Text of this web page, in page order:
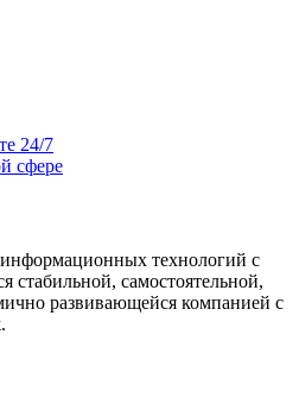
24/7
сфере
технологий с
стабильной, самостоятельной,
развивающейся компанией с